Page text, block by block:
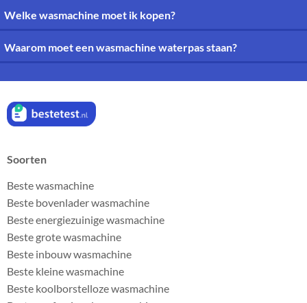
Welke wasmachine moet ik kopen?
Waarom moet een wasmachine waterpas staan?
Soorten
Beste wasmachine
Beste bovenlader wasmachine
Beste energiezuinige wasmachine
Beste grote wasmachine
Beste inbouw wasmachine
Beste kleine wasmachine
Beste koolborstelloze wasmachine